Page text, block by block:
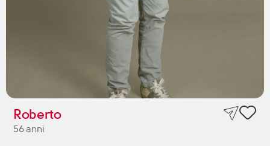
Roberto
56 anni